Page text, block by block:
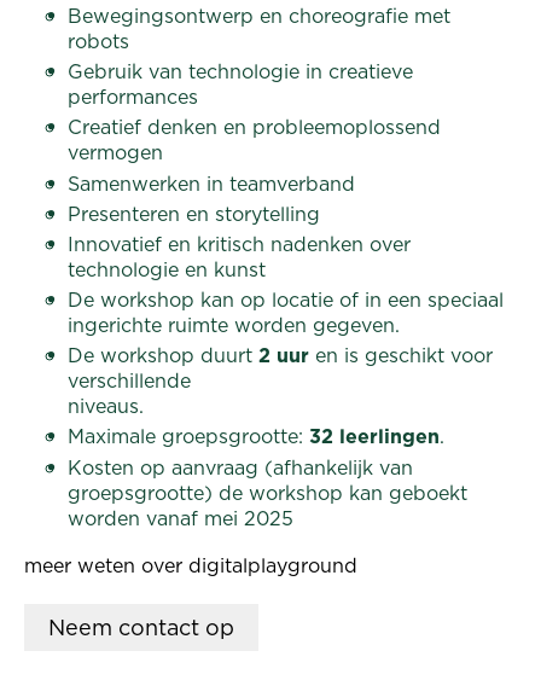
Bewegingsontwerp en choreografie met
robots
Gebruik van technologie in creatieve
performances
Creatief denken en probleemoplossend
vermogen
Samenwerken in teamverband
Presenteren en storytelling
Innovatief en kritisch nadenken over
technologie en kunst
De workshop kan op locatie of in een speciaal
ingerichte ruimte worden gegeven.
De workshop duurt 2 uur en is geschikt voor
verschillende
niveaus.
Maximale groepsgrootte: 32 leerlingen.
Kosten op aanvraag (afhankelijk van
groepsgrootte) de workshop kan geboekt
worden vanaf mei 2025
meer weten over digitalplayground
Neem contact op